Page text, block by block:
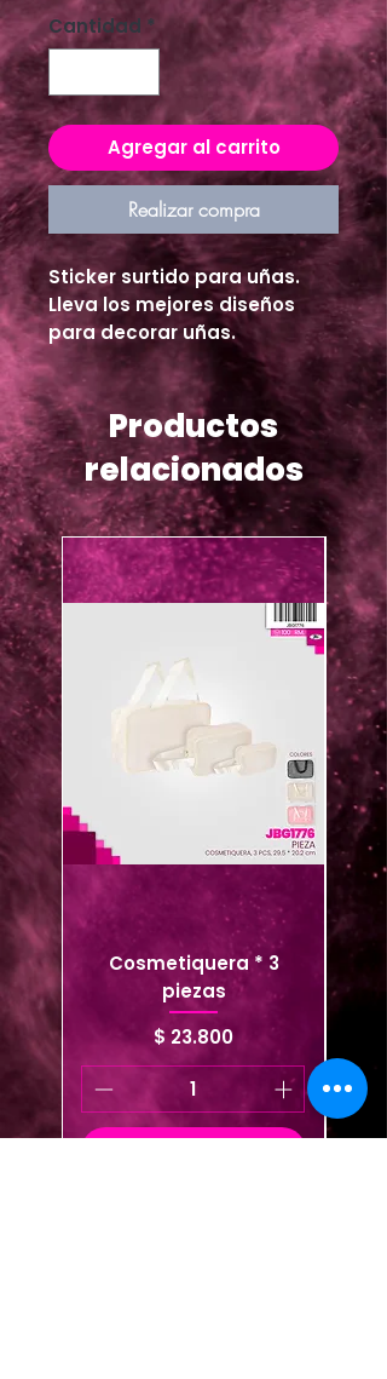
Cantidad *
Agregar al carrito
Realizar compra
Sticker surtido para uñas.
Lleva los mejores diseños
para decorar uñas.
Productos
relacionados
Cosmetiquera * 3
piezas
Precio
$ 23.800